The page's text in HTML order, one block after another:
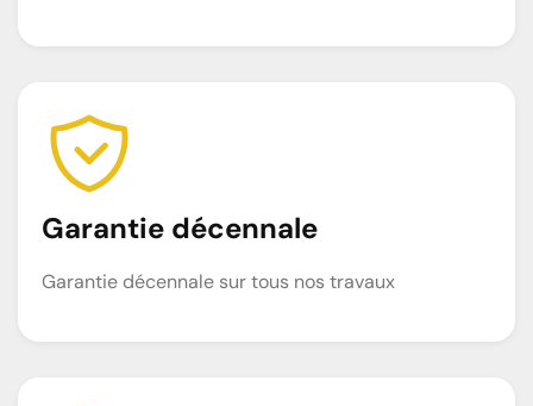
Garantie décennale
Garantie décennale sur tous nos travaux